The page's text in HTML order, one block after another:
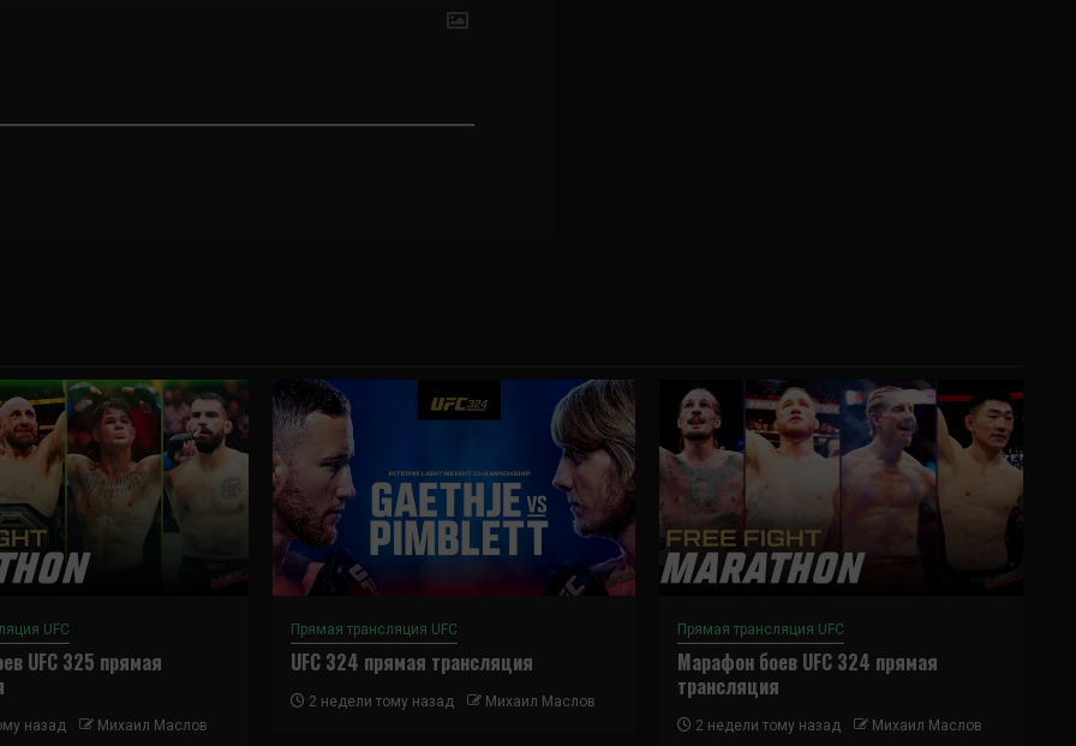
UFC
UFC 325 прямая
назад Михаил Маслов
Прямая трансляция UFC
UFC 324 прямая трансляция
2 недели тому назад Михаил Маслов
Прямая трансляция UFC
Марафон боев UFC 324 прямая
трансляция
2 недели тому назад Михаил Маслов